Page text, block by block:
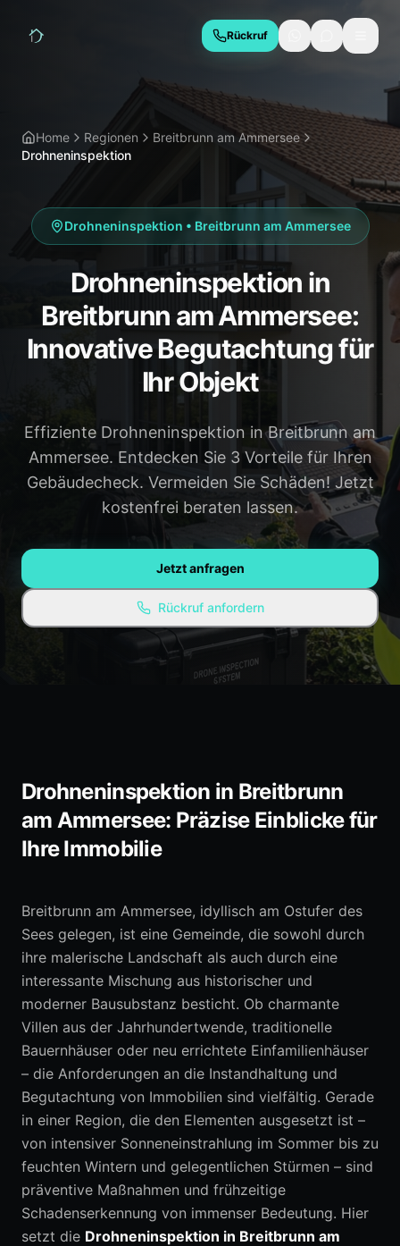
Rückruf
Hauskaufberatung
Bauabnahme
Thermografie
Schimmelgutachten
Energieberatung
Due Diligence
REGIONEN
München
Geretsried
Wolfratshausen
Bad Tölz
Holzkirchen
Gauting
Weilheim
Penzberg
Alle Regionen →
WISSEN & RESSOURCEN
Ratgeber / Blog
Experten-Empfehlungen
Kostenlose Ressourcen
0152 05792664
Erstberatung anfragen
Home Regionen
Breitbrunn am Ammersee
Drohneninspektion
Drohneninspektion • Breitbrunn am Ammersee
Drohneninspektion in
Breitbrunn am Ammersee:
Innovative Begutachtung für
Ihr Objekt
Effiziente Drohneninspektion in Breitbrunn am
Ammersee. Entdecken Sie 3 Vorteile für Ihren
Gebäudecheck. Vermeiden Sie Schäden! Jetzt
kostenfrei beraten lassen.
Jetzt anfragen
Rückruf anfordern
Drohneninspektion in Breitbrunn
am Ammersee: Präzise Einblicke für
Ihre Immobilie
Breitbrunn am Ammersee, idyllisch am Ostufer des
Sees gelegen, ist eine Gemeinde, die sowohl durch
ihre malerische Landschaft als auch durch eine
interessante Mischung aus historischer und
moderner Bausubstanz besticht. Ob charmante
Villen aus der Jahrhundertwende, traditionelle
Bauernhäuser oder neu errichtete Einfamilienhäuser
– die Anforderungen an die Instandhaltung und
Begutachtung von Immobilien sind vielfältig. Gerade
in einer Region, die den Elementen ausgesetzt ist –
von intensiver Sonneneinstrahlung im Sommer bis zu
feuchten Wintern und gelegentlichen Stürmen – sind
präventive Maßnahmen und frühzeitige
Schadenserkennung von immenser Bedeutung. Hier
setzt die Drohneninspektion in Breitbrunn am